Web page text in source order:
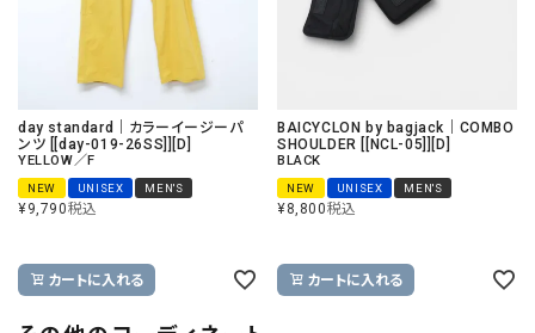
day standard｜カラーイージーパ
ンツ [[day-019-26SS]][D]
YELLOW／F
NEW UNISEX MEN'S
¥9,790税込
カートに入れる
BAICYCLON by bagjack｜COMBO
SHOULDER [[NCL-05]][D]
BLACK
NEW UNISEX MEN'S
¥8,800税込
カートに入れる